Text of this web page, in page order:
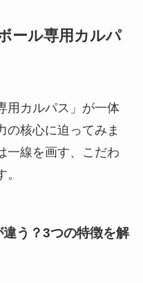
ール専用カルパ
用カルパス」が一体
の核心に迫ってみま
一線を画す、こだわ
う？3つの特徴を解